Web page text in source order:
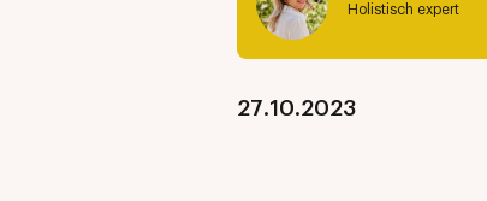
Holistisch expert
27.10.2023